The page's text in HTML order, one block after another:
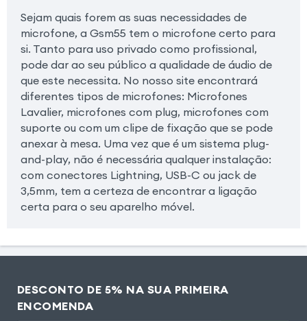
Sejam quais forem as suas necessidades de
microfone, a Gsm55 tem o microfone certo para
si. Tanto para uso privado como profissional,
pode dar ao seu público a qualidade de áudio de
que este necessita. No nosso site encontrará
diferentes tipos de microfones: Microfones
Lavalier, microfones com plug, microfones com
suporte ou com um clipe de fixação que se pode
anexar à mesa. Uma vez que é um sistema plug-
and-play, não é necessária qualquer instalação:
com conectores Lightning, USB-C ou jack de
3,5mm, tem a certeza de encontrar a ligação
certa para o seu aparelho móvel.
DESCONTO DE 5% NA SUA PRIMEIRA
ENCOMENDA